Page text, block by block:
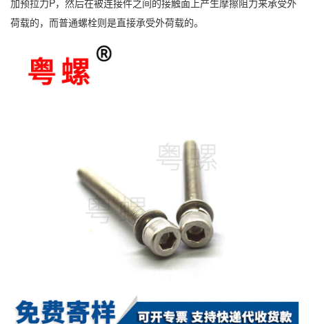
荷载的，而普通螺栓则是直接承受外荷载的。